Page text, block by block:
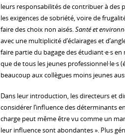
leurs responsabilités de contribuer à des
les exigences de sobriété, voire de
faire des choix non aisés.Santé et
avec une multiplicité d’éclairages et
faire partie du bagage des étudiant·e·s
que de tous les jeunes
beaucoup aux collègues moins jeunes
Dans leur introduction, les directeurs et
considérer l’influence des déterminants
charge peut même être vu comme un
leur influence sont abondantes ». Plus